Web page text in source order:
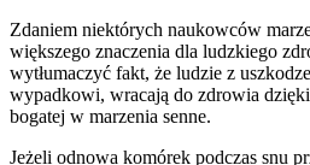
Zdaniem niektórych naukowców
większego znaczenia dla ludzkiego
wytłumaczyć fakt, że ludzie z
wypadkowi, wracają do zdrowia
bogatej w marzenia senne.
Jeżeli odnowa komórek podczas snu